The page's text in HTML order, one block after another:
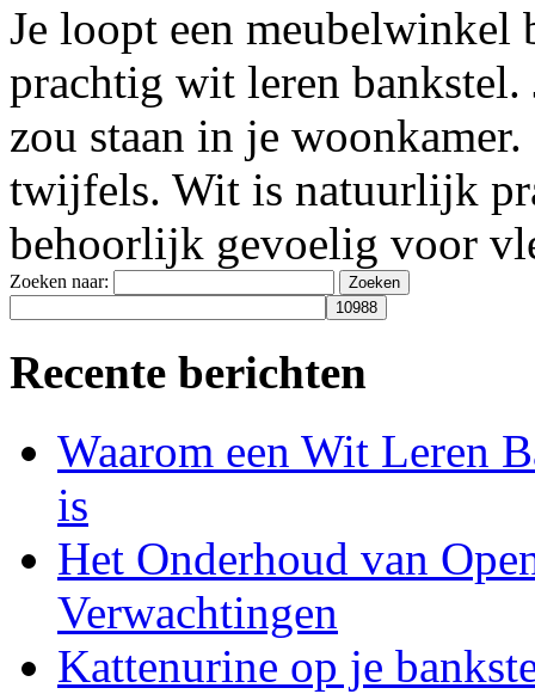
Je loopt een meubelwinkel
prachtig wit leren
zou staan in je
twijfels. Wit is natuurlijk
behoorlijk gevoelig voor
Zoeken naar:
Recente berichten
Waarom een Wit Leren
is
Het Onderhoud van
Verwachtingen
Kattenurine op je